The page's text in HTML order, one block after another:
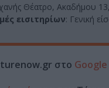
Θέατρο, Ακαδήμου
εισιτηρίων: Γενική
στο